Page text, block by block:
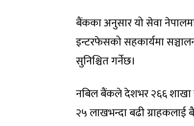
बैंकका अनुसार यो सेवा
इन्टरफेसको सहकार्यमा
सुनिश्चित गर्नेछ।
नबिल बैंकले देशभर २६६ शाखा
२५ लाखभन्दा बढी ग्राहकलाई